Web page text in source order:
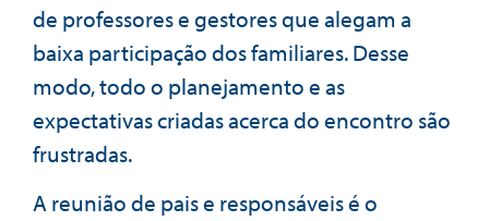
de professores e gestores que alegam a
baixa participação dos familiares. Desse
modo, todo o planejamento e as
expectativas criadas acerca do encontro são
frustradas.
A reunião de pais e responsáveis é o